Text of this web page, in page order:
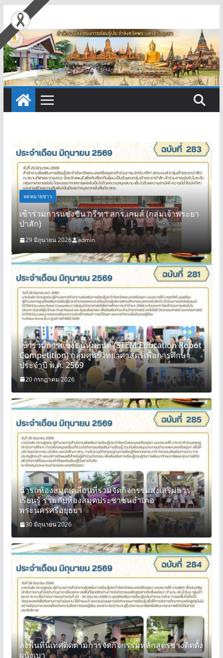
Skip
to
content
จดหมายข่าว
เข้าร่วมการแข่งขัน กรีฑา สกร.เกมส์ (กลุ่มเจ้าพระยา
ป่าสัก)
29 มิถุนายน 2026 admin
เข้าร่วมการแข่งขันหุ่นยนต์ (STEM Education Robot
Competition) กลุ่มศูนย์วิทยาศาสตร์เพื่อการศึกษา
ประจำปี พ.ศ. 2569
20 กรกฎาคม 2026
นำรถห้องสมุดเคลื่อนที่ร่วมจัดกิจกรรมส่งเสริมการ
เรียนรู้ ร่วมกับห้องสมุดประชาชนอำเภอ
พระนครศรีอยุธยา
30 มิถุนายน 2026